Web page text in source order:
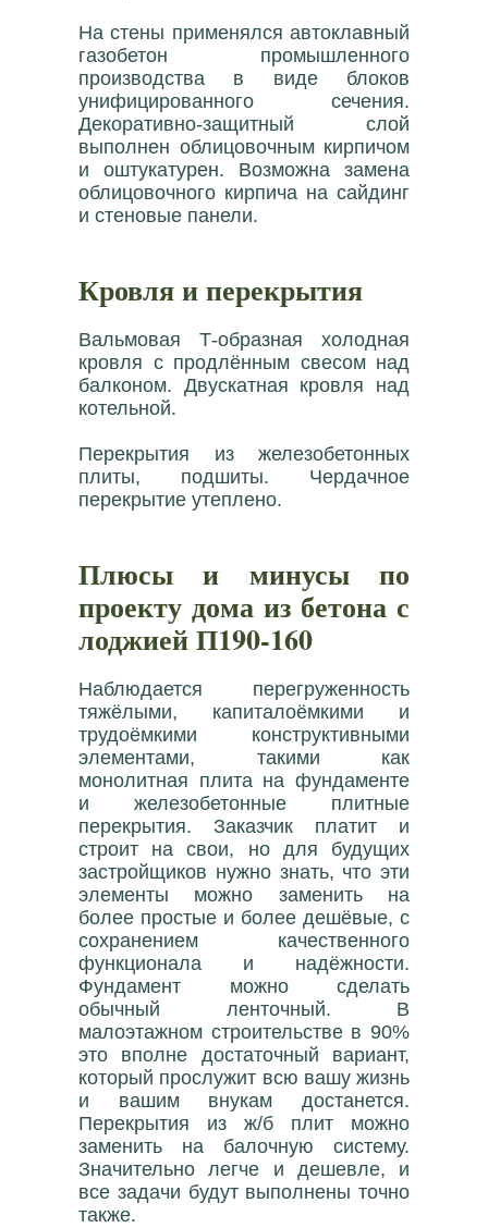
На стены применялся автоклавный
газобетон промышленного
производства в виде блоков
унифицированного сечения.
Декоративно-защитный слой
выполнен облицовочным кирпичом
и оштукатурен. Возможна замена
облицовочного кирпича на сайдинг
и стеновые панели.
Кровля и перекрытия
Вальмовая Т-образная холодная
кровля с продлённым свесом над
балконом. Двускатная кровля над
котельной.
Перекрытия из железобетонных
плиты, подшиты. Чердачное
перекрытие утеплено.
Плюсы и минусы по
проекту дома из бетона с
лоджией П190-160
Наблюдается перегруженность
тяжёлыми, капиталоёмкими и
трудоёмкими конструктивными
элементами, такими как
монолитная плита на фундаменте
и железобетонные плитные
перекрытия. Заказчик платит и
строит на свои, но для будущих
застройщиков нужно знать, что эти
элементы можно заменить на
более простые и более дешёвые, с
сохранением качественного
функционала и надёжности.
Фундамент можно сделать
обычный ленточный. В
малоэтажном строительстве в 90%
это вполне достаточный вариант,
который прослужит всю вашу жизнь
и вашим внукам достанется.
Перекрытия из ж/б плит можно
заменить на балочную систему.
Значительно легче и дешевле, и
все задачи будут выполнены точно
также.